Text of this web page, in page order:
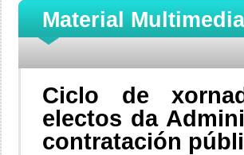
Material Multimedia
Ciclo de
electos da
contratación